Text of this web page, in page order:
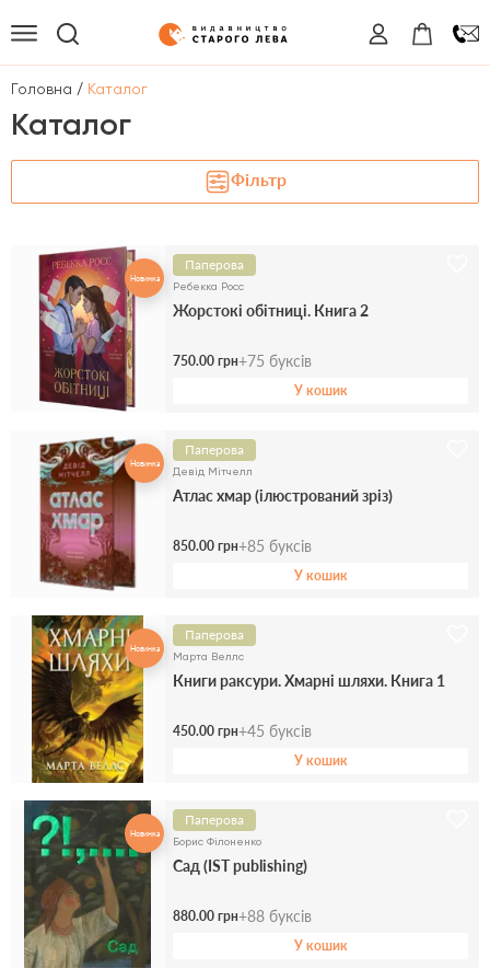
Головна / Каталог
Каталог
Фільтр
Новинка
Паперова
Ребекка Росс
Жорстокі обітниці. Книга 2
750.00 грн+75 буксів
У кошик
Новинка
Паперова
Девід Мітчелл
Атлас хмар (ілюстрований зріз)
850.00 грн+85 буксів
У кошик
Новинка
Паперова
Марта Веллс
Книги раксури. Хмарні шляхи. Книга 1
450.00 грн+45 буксів
У кошик
Новинка
Паперова
Борис Філоненко
Сад (IST publishing)
880.00 грн+88 буксів
У кошик